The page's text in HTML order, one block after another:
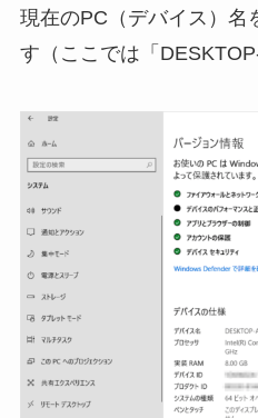
現在のPC（デバイス）名
す（ここでは「